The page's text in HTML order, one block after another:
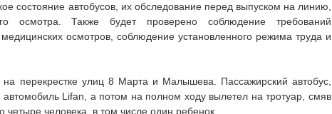
состояние автобусов, их обследование перед выпуском на линию,
осмотра. Также будет проверено соблюдение требований
осмотров, соблюдение установленного режима труда и
перекрестке улиц 8 Марта и Малышева. Пассажирский автобус,
Lifan, а потом на полном ходу вылетел на тротуар, смяв
человека, в том числе один ребенок.